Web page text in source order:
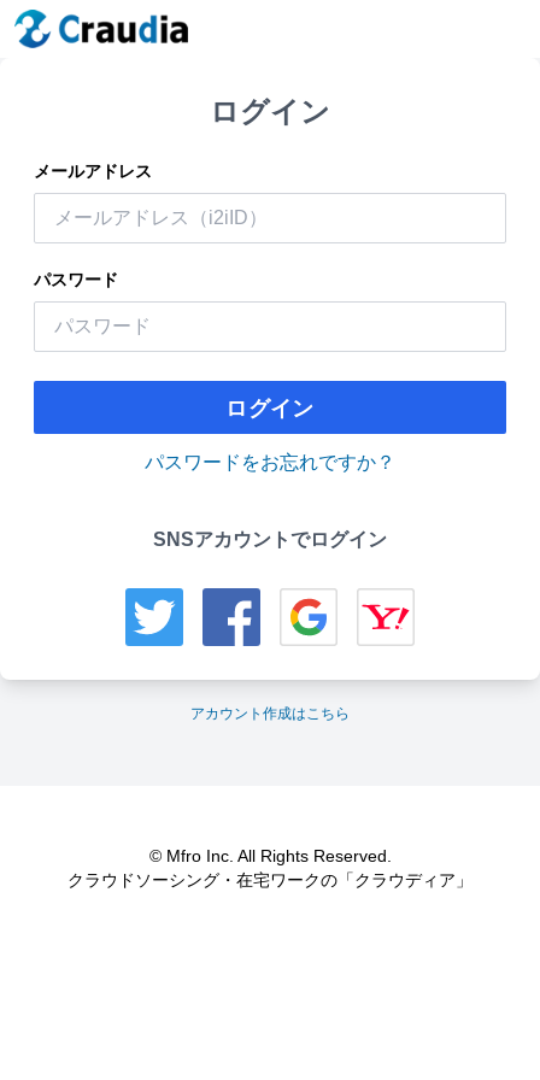
ログイン
メールアドレス
パスワード
ログイン
パスワードをお忘れですか？
SNSアカウントでログイン
アカウント作成はこちら
© Mfro Inc. All Rights Reserved.
クラウドソーシング・在宅ワークの「クラウディア」